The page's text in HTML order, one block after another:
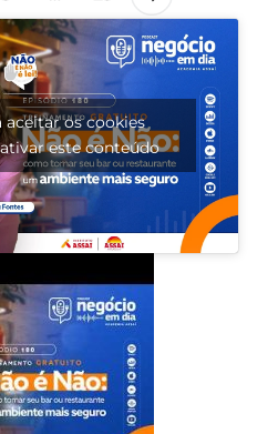
aceitar os cookies
este conteúdo